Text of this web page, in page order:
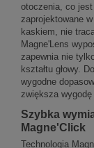
otoczenia, co
zaprojektowane
kaskiem, nie
Magne'Lens
zapewnia nie
kształtu głowy.
wygodne
zwiększa
Szybka
Magne'Click
Technologia